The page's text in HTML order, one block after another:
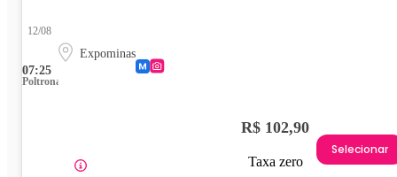
07:25
12/08
Expominas
Poltrona
R$ 102,90
Taxa zero
Selecionar